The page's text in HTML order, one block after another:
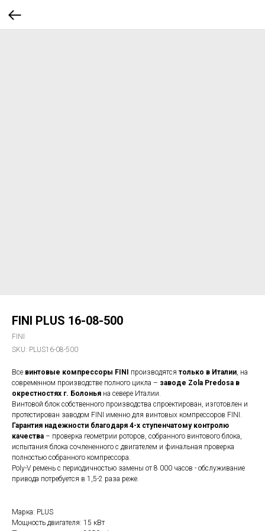
FINI PLUS 16-08-500
FINI
SKU: PLUS16-08-500
Все винтовые компрессоры FINI производятся только в Италии, на
современном производстве полного цикла – заводе Zola Predosa в
окрестностях г. Болонья на севере Италии.
Винтовой блок собственного производства спроектирован, изготовлен и
протестирован заводом FINI именно для винтовых компрессоров FINI.
Гарантия надежности благодаря 4-х ступенчатому контролю
качества – проверка геометрии роторов, собранного винтового блока,
испытания блока сочлененного с двигателем и финальная проверка
полностью собранного компрессора.
Poly-V ремень с периодичностью замены от 8 000 часов - обслуживание
привода потребуется в 1,5-2 раза реже.
Марка: PLUS
Мощность двигателя: 15 кВт